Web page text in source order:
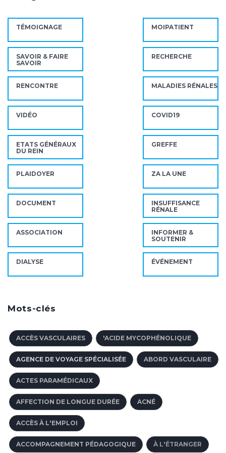
TÉMOIGNAGE MOIPATIENT
SAVOIR & FAIRE
SAVOIR
RECHERCHE
RENCONTRE MALADIES RÉNALES
VIDÉO COVID19
ETATS GÉNÉRAUX
DU REIN
GREFFE
PLAIDOYER ZA LA UNE
DOCUMENT
INSUFFISANCE
RÉNALE
ASSOCIATION
INFORMER &
SOUTENIR
DIALYSE ÉVÉNEMENT
Mots-clés
ACCÈS VASCULAIRES 'ACIDE MYCOPHÉNOLIQUE
AGENCE DE VOYAGE SPÉCIALISÉE ABORD VASCULAIRE
ACTES PARAMÉDICAUX
AFFECTION DE LONGUE DURÉE ACNÉ
ACCÈS À L'EMPLOI
ACCOMPAGNEMENT PÉDAGOGIQUE À L'ÉTRANGER